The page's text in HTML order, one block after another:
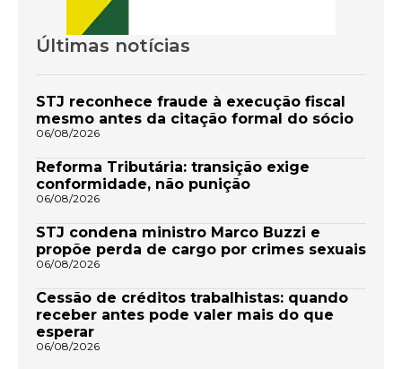
Últimas notícias
STJ reconhece fraude à execução fiscal
mesmo antes da citação formal do sócio
06/08/2026
Reforma Tributária: transição exige
conformidade, não punição
06/08/2026
STJ condena ministro Marco Buzzi e
propõe perda de cargo por crimes sexuais
06/08/2026
Cessão de créditos trabalhistas: quando
receber antes pode valer mais do que
esperar
06/08/2026